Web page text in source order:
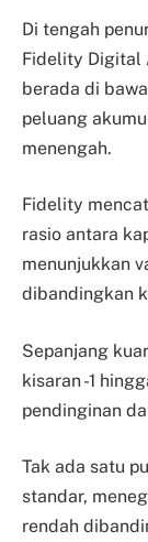
Di tengah
Fidelity Digital
berada di
peluang
menengah.
Fidelity
rasio antara
menunjukkan
dibandingkan
Sepanjang
kisaran -1
pendinginan
Tak ada satu
standar,
rendah